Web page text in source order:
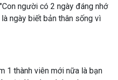
người có 2 ngày đáng nhớ
ngày biết bản thân sống vì
1 thành viên mới nữa là bạn